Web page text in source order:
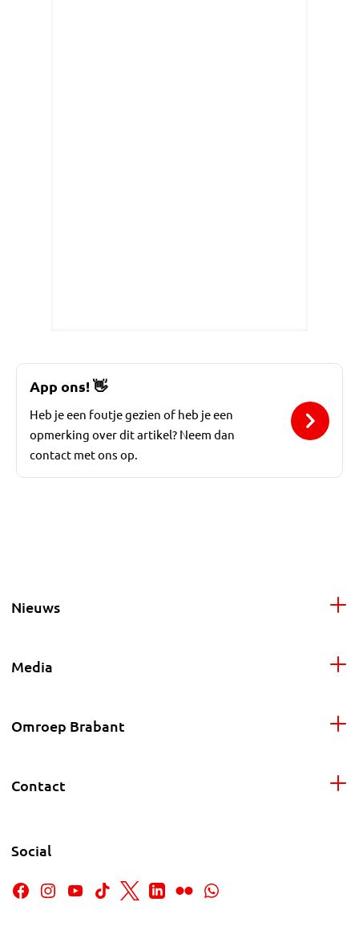
App ons!👋
Heb je een foutje gezien of heb je een
opmerking over dit artikel? Neem dan
contact met ons op.
Nieuws
Media
Omroep Brabant
Contact
Social